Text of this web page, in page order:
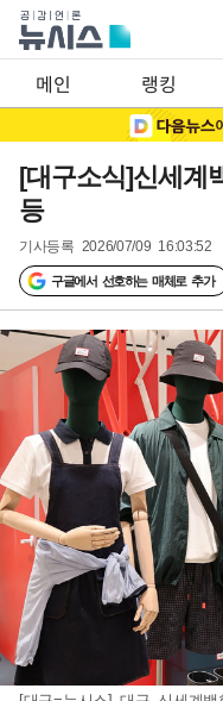
메인 랭킹
[대구소식]신세계
등
기사등록 2026/07/09 16:03:52
구글에서 선호하는 매체로 추가